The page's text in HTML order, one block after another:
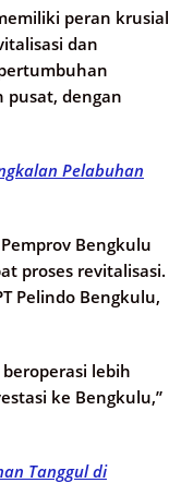
peran krusial
dan
dengan
Pelabuhan
Bengkulu
proses revitalisasi.
Pelindo Bengkulu,
lebih
ke Bengkulu,”
Tanggul di